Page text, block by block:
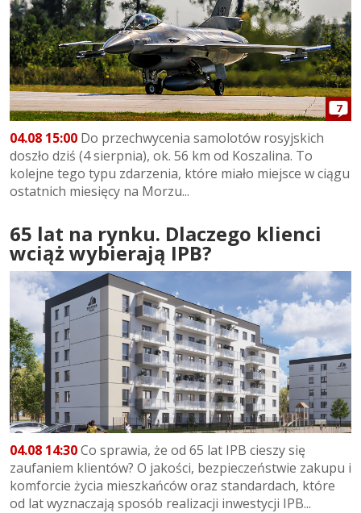
7
04.08 15:00 Do przechwycenia samolotów rosyjskich
doszło dziś (4 sierpnia), ok. 56 km od Koszalina. To
kolejne tego typu zdarzenia, które miało miejsce w ciągu
ostatnich miesięcy na Morzu...
65 lat na rynku. Dlaczego klienci
wciąż wybierają IPB?
04.08 14:30Co sprawia, że od 65 lat IPB cieszy się
zaufaniem klientów? O jakości, bezpieczeństwie zakupu i
komforcie życia mieszkańców oraz standardach, które
od lat wyznaczają sposób realizacji inwestycji IPB...